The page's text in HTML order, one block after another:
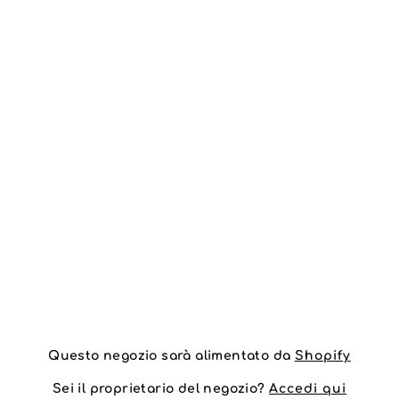
Questo negozio sarà alimentato da Shopify
Sei il proprietario del negozio?Accedi qui